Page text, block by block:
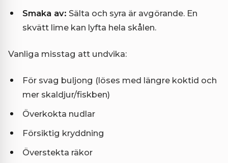
Smaka av: Sälta och syra är avgörande. En
skvätt lime kan lyfta hela skålen.
Vanliga misstag att undvika:
För svag buljong (löses med längre koktid och
mer skaldjur/fiskben)
Överkokta nudlar
Försiktig kryddning
Överstekta räkor